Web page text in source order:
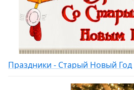
Праздники - Старый Новый Год